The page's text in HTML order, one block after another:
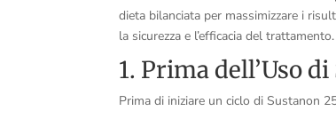
dieta bilanciata per massimizzare i
la sicurezza e l’efficacia del trattamento.
1. Prima dell’Uso
Prima di iniziare un ciclo di Sustanon